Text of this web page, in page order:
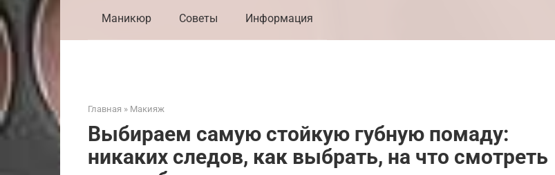
Маникюр Советы Информация
Главная » Макияж
Выбираем самую стойкую губную помаду:
никаких следов, как выбрать, на что смотреть